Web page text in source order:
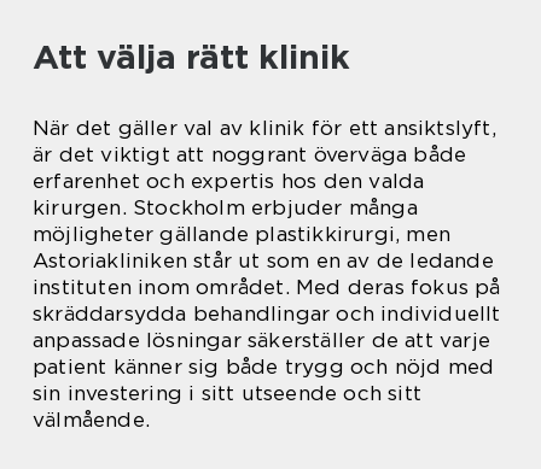
Att välja rätt klinik
När det gäller val av klinik för ett ansiktslyft,
är det viktigt att noggrant överväga både
erfarenhet och expertis hos den valda
kirurgen. Stockholm erbjuder många
möjligheter gällande plastikkirurgi, men
Astoriakliniken står ut som en av de ledande
instituten inom området. Med deras fokus på
skräddarsydda behandlingar och individuellt
anpassade lösningar säkerställer de att varje
patient känner sig både trygg och nöjd med
sin investering i sitt utseende och sitt
välmående.